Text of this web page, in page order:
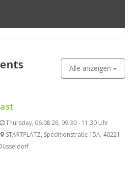
Alle anzeigen
Thursday, 06.08.26, 09:30 - 11:30 Uhr
STARTPLATZ, Speditionstraße 15A, 40221